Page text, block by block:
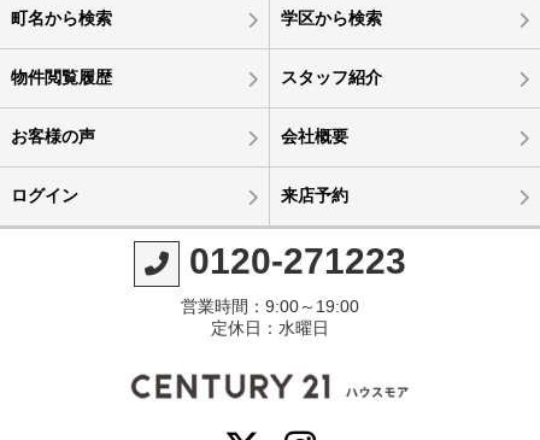
町名から検索 学区から検索
物件閲覧履歴 スタッフ紹介
お客様の声 会社概要
ログイン 来店予約
0120-271223
営業時間：9:00～19:00
定休日：水曜日